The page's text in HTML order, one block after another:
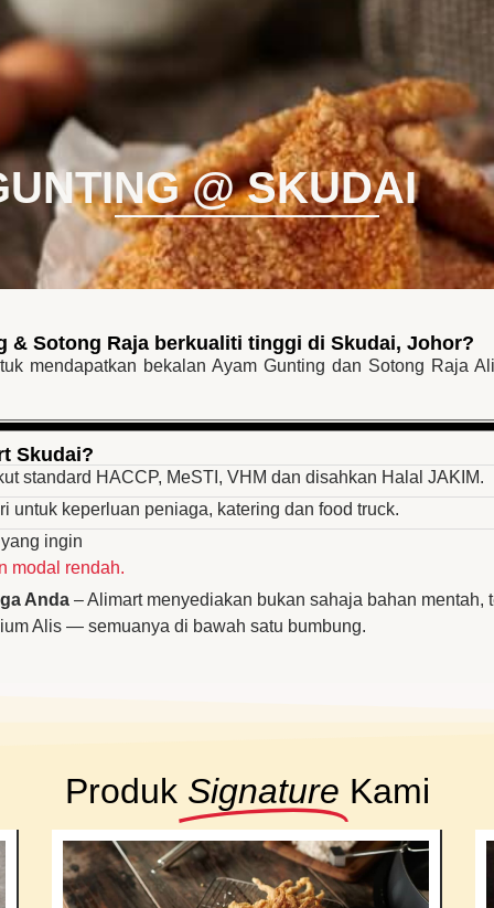
Alis Produk Artikel
@ SKUDAI
& Sotong Raja berkualiti tinggi di Skudai, Johor?
mendapatkan bekalan Ayam Gunting dan Sotong Raja
Skudai?
standard HACCP, MeSTI, VHM dan disahkan Halal JAKIM.
untuk keperluan peniaga, katering dan food truck.
ingin
modal rendah.
Anda– Alimart menyediakan bukan sahaja bahan mentah,
Alis — semuanya di bawah satu bumbung.
Produk Signature Kami